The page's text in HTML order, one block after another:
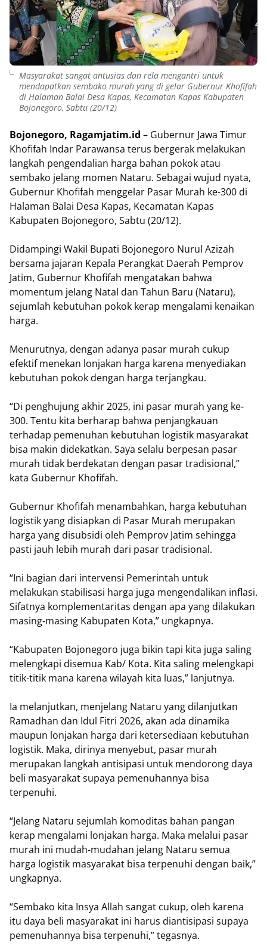
Masyarakat sangat antusias dan rela mengantri untuk
mendapatkan sembako murah yang di gelar Gubernur Khofifah
di Halaman Balai Desa Kapas, Kecamatan Kapas Kabupaten
Bojonegoro, Sabtu (20/12)
Bojonegoro, Ragamjatim.id – Gubernur Jawa Timur
Khofifah Indar Parawansa terus bergerak melakukan
langkah pengendalian harga bahan pokok atau
sembako jelang momen Nataru. Sebagai wujud nyata,
Gubernur Khofifah menggelar Pasar Murah ke-300 di
Halaman Balai Desa Kapas, Kecamatan Kapas
Kabupaten Bojonegoro, Sabtu (20/12).
Didampingi Wakil Bupati Bojonegoro Nurul Azizah
bersama jajaran Kepala Perangkat Daerah Pemprov
Jatim, Gubernur Khofifah mengatakan bahwa
momentum jelang Natal dan Tahun Baru (Nataru),
sejumlah kebutuhan pokok kerap mengalami kenaikan
harga.
Menurutnya, dengan adanya pasar murah cukup
efektif menekan lonjakan harga karena menyediakan
kebutuhan pokok dengan harga terjangkau.
“Di penghujung akhir 2025, ini pasar murah yang ke-
300. Tentu kita berharap bahwa penjangkauan
terhadap pemenuhan kebutuhan logistik masyarakat
bisa makin didekatkan. Saya selalu berpesan pasar
murah tidak berdekatan dengan pasar tradisional,”
kata Gubernur Khofifah.
Gubernur Khofifah menambahkan, harga kebutuhan
logistik yang disiapkan di Pasar Murah merupakan
harga yang disubsidi oleh Pemprov Jatim sehingga
pasti jauh lebih murah dari pasar tradisional.
“Ini bagian dari intervensi Pemerintah untuk
melakukan stabilisasi harga juga mengendalikan inflasi.
Sifatnya komplementaritas dengan apa yang dilakukan
masing-masing Kabupaten Kota,” ungkapnya.
“Kabupaten Bojonegoro juga bikin tapi kita juga saling
melengkapi disemua Kab/ Kota. Kita saling melengkapi
titik-titik mana karena wilayah kita luas,” lanjutnya.
Ia melanjutkan, menjelang Nataru yang dilanjutkan
Ramadhan dan Idul Fitri 2026, akan ada dinamika
maupun lonjakan harga dari ketersediaan kebutuhan
logistik. Maka, dirinya menyebut, pasar murah
merupakan langkah antisipasi untuk mendorong daya
beli masyarakat supaya pemenuhannya bisa
terpenuhi.
“Jelang Nataru sejumlah komoditas bahan pangan
kerap mengalami lonjakan harga. Maka melalui pasar
murah ini mudah-mudahan jelang Nataru semua
harga logistik masyarakat bisa terpenuhi dengan baik,”
ungkapnya.
“Sembako kita Insya Allah sangat cukup, oleh karena
itu daya beli masyarakat ini harus diantisipasi supaya
pemenuhannya bisa terpenuhi,” tegasnya.